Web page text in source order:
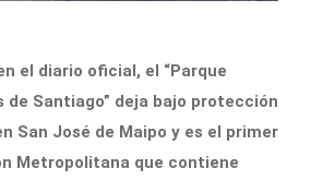
el diario oficial, el “Parque
de Santiago” deja bajo protección
San José de Maipo y es el primer
Metropolitana que contiene